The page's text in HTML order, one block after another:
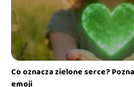
Co oznacza zielone serce?
emoji